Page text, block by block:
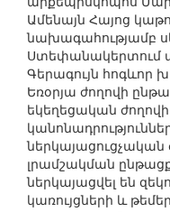
Ամենայն Հայոց
նախագահությամբ
Ստեփանակերտում
Գերագույն հոգևոր
Եռօրյա ժողովի
եկեղեցական
ներկայացուցչական
լրամշակման
ներկայացվել են
կառույցների և